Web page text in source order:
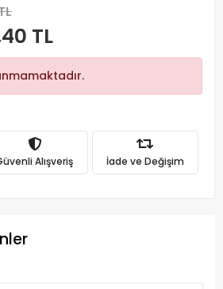
TL
Alışveriş İade ve Değişim